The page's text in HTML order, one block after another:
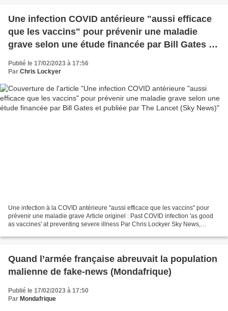
Une infection COVID antérieure "aussi efficace
que les vaccins" pour prévenir une maladie
grave selon une étude financée par Bill Gates et
Publié le 17/02/2023 à 17:56
Par Chris Lockyer
Une infection à la COVID antérieure "aussi efficace que les vaccins" pour
prévenir une maladie grave Article originel : Past COVID infection 'as good
as vaccines' at preventing severe illness Par Chris Lockyer Sky News,
Quand l’armée française abreuvait la population
malienne de fake-news (Mondafrique)
Publié le 17/02/2023 à 17:50
Par Mondafrique